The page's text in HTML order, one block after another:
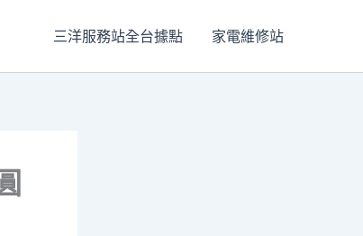
三洋服務站全台據點 家電維修站